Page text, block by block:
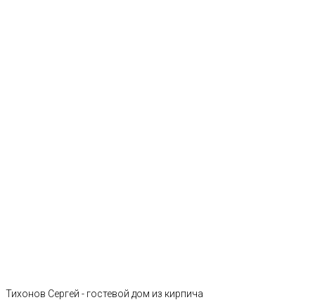
Тихонов Сергей - гостевой дом из кирпича